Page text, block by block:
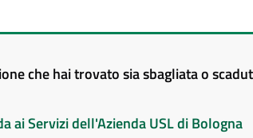
che hai trovato sia sbagliata o
ai Servizi dell'Azienda USL di Bologna